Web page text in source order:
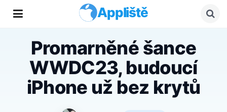
Appliště
Promarněné šance
WWDC23, budoucí
iPhone už bez krytů